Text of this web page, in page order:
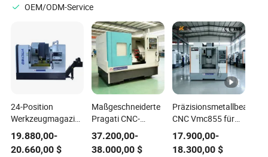
OEM/ODM-Service
24-Position
Werkzeugmagazin
und ist eine
hochpräzise
vertikale oder
19.880,00-
20.660,00 $
Maßgeschneiderte
Pragati CNC-
Dichtungsring-
Bearbeitungsmaschine
mit speziellen
37.200,00-
38.000,00$
CNC Vmc855 für
hochwertige Metall
Schneidemaschine
17.900,00-
18.300,00$